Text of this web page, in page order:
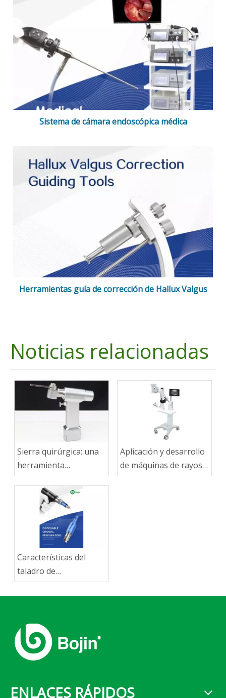
Sistema de cámara endoscópica médica
Herramientas guía de corrección de Hallux Valgus
Noticias relacionadas
Sierra quirúrgica: una
herramienta
importante para la
cirugía moderna
Aplicación y desarrollo
de máquinas de rayos X
portátiles.
Características del
taladro de
neurocirugía.
ENLACES RÁPIDOS